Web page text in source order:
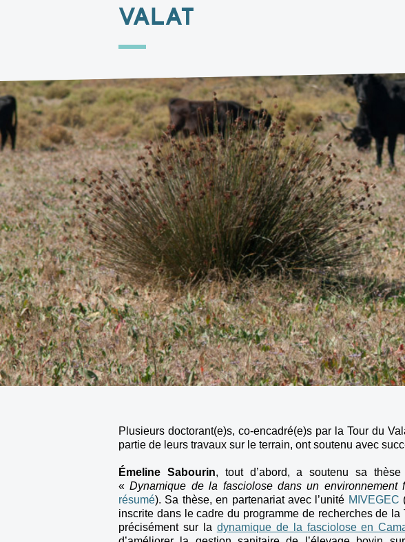
VALAT
Plusieurs doctorant(e)s, co-encadré(e)s par la Tour du
partie de leurs travaux sur le terrain, ont soutenu avec
Émeline Sabourin, tout d’abord, a soutenu sa
«Dynamique de la fasciolose dans un
résumé). Sa thèse, en partenariat avec l’unité MIVEGEC
inscrite dans le cadre du programme de recherches de
précisément sur la dynamique de la fasciolose en